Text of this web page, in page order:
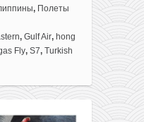
, Полеты
, Gulf Air, hong
Fly, S7, Turkish